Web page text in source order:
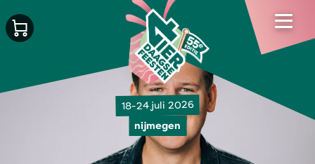
18-24 juli 2026
nijmegen